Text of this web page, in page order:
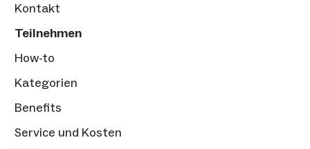
Kontakt
Teilnehmen
How-to
Kategorien
Benefits
Service und Kosten